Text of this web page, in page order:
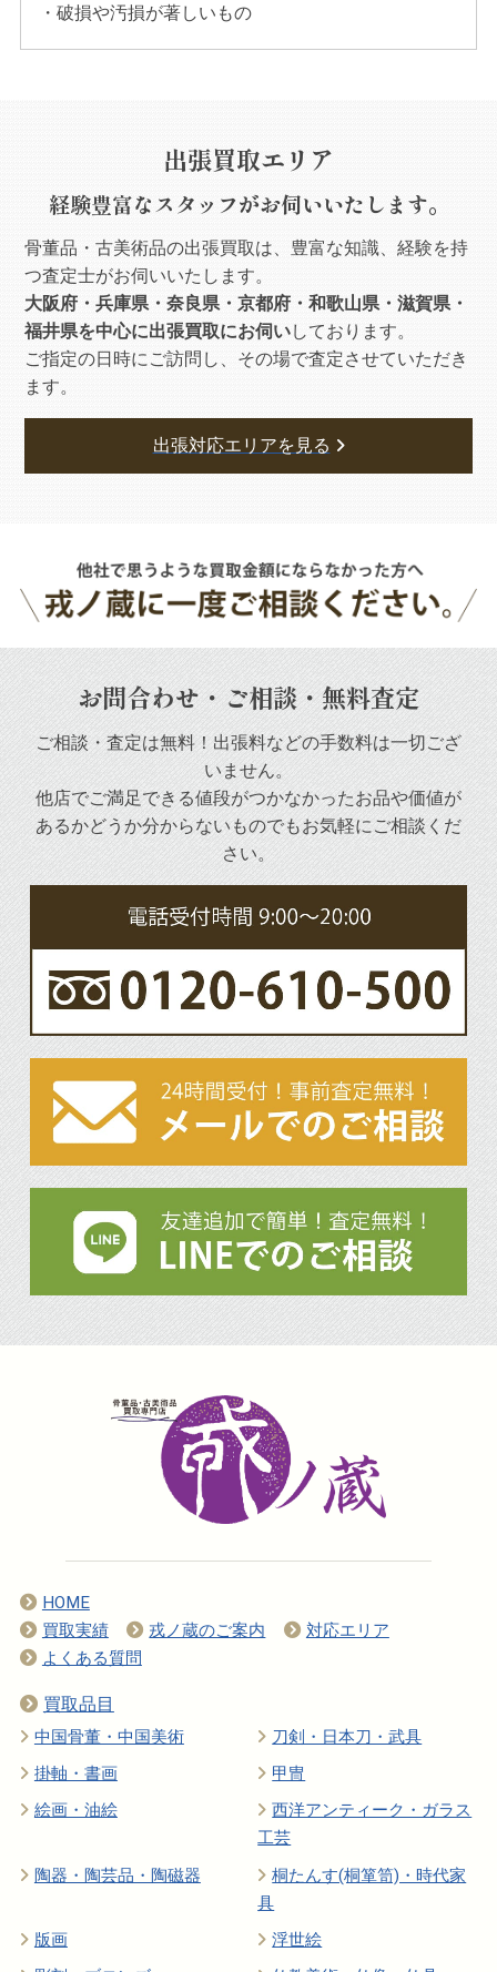
・破損や汚損が著しいもの
出張買取エリア
経験豊富なスタッフがお伺いいたします。
骨董品・古美術品の出張買取は、豊富な知識、経験を持
つ査定士がお伺いいたします。
大阪府・兵庫県・奈良県・京都府・和歌山県・滋賀県・
福井県を中心に出張買取にお伺いしております。
ご指定の日時にご訪問し、その場で査定させていただき
ます。
出張対応エリアを見る
お問合わせ・ご相談・無料査定
ご相談・査定は無料！出張料などの手数料は一切ござ
いません。
他店でご満足できる値段がつかなかったお品や価値が
あるかどうか分からないものでもお気軽にご相談くだ
さい。
HOME
買取実績
戎ノ蔵のご案内
対応エリア
よくある質問
買取品目
中国骨董・中国美術
刀剣・日本刀・武具
掛軸・書画
甲冑
絵画・油絵
西洋アンティーク・ガラス
工芸
陶器・陶芸品・陶磁器
桐たんす(桐箪笥)・時代家
具
版画
浮世絵